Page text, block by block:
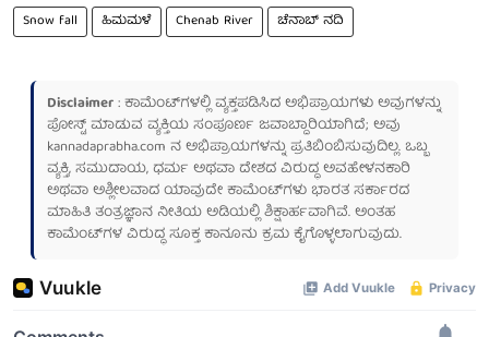
Snow fall
ಹಿಮಮಳೆ Chenab River ಚೆನಾಬ್ ನದಿ
Disclaimer: ಕಾಮೆಂಟ್‌ಗಳಲ್ಲಿ ವ್ಯಕ್ತಪಡಿಸಿದ ಅಭಿಪ್ರಾಯಗಳು ಅವುಗಳನ್ನು
ಪೋಸ್ಟ್ ಮಾಡುವ ವ್ಯಕ್ತಿಯ ಸಂಪೂರ್ಣ ಜವಾಬ್ದಾರಿಯಾಗಿದೆ; ಅವು
kannadaprabha.com ನ ಅಭಿಪ್ರಾಯಗಳನ್ನು ಪ್ರತಿಬಿಂಬಿಸುವುದಿಲ್ಲ. ಒಬ್ಬ
ವ್ಯಕ್ತಿ, ಸಮುದಾಯ, ಧರ್ಮ ಅಥವಾ ದೇಶದ ವಿರುದ್ಧ ಅವಹೇಳನಕಾರಿ
ಅಥವಾ ಅಶ್ಲೀಲವಾದ ಯಾವುದೇ ಕಾಮೆಂಟ್‌ಗಳು ಭಾರತ ಸರ್ಕಾರದ
ಮಾಹಿತಿ ತಂತ್ರಜ್ಞಾನ ನೀತಿಯ ಅಡಿಯಲ್ಲಿ ಶಿಕ್ಷಾರ್ಹವಾಗಿವೆ. ಅಂತಹ
ಕಾಮೆಂಟ್‌ಗಳ ವಿರುದ್ಧ ಸೂಕ್ತ ಕಾನೂನು ಕ್ರಮ ಕೈಗೊಳ್ಳಲಾಗುವುದು.